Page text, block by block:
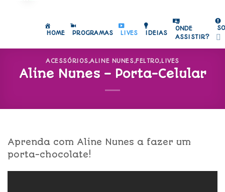
HOME PROGRAMAS LIVES IDEIAS
ONDE
ASSISTIR?
ACESSÓRIOS,ALINE NUNES,FELTRO, LIVES
Aline Nunes – Porta-Celular
Aprenda com Aline Nunes a fazer um
porta-chocolate!